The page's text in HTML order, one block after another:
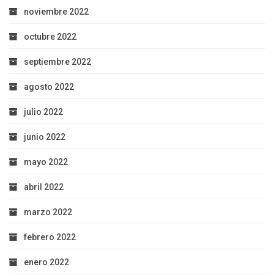
noviembre 2022
octubre 2022
septiembre 2022
agosto 2022
julio 2022
junio 2022
mayo 2022
abril 2022
marzo 2022
febrero 2022
enero 2022